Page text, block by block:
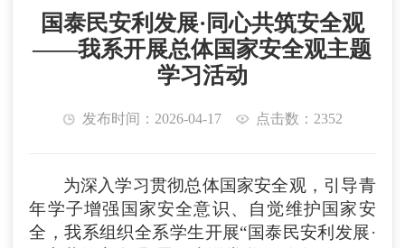
国泰民安利发展·同心共筑安全观
——我系开展总体国家安全观主题
学习活动
发布时间：2026-04-17 点击数：2352
为深入学习贯彻总体国家安全观，引导青
年学子增强国家安全意识、自觉维护国家安
全，我系组织全系学生开展“国泰民安利发展·